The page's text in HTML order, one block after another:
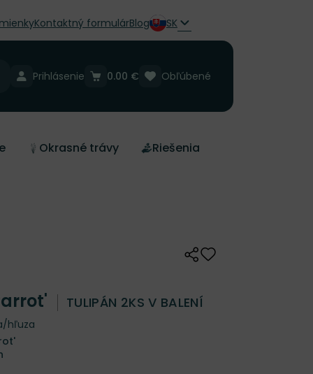
Kontaktný formulárBlog SK
Prihlásenie Obľúbené
0.00 €
Okrasné trávy
Riešenia
ZdieľaťOdober do
TULIPÁN 2KS V BALENÍ
hľuza